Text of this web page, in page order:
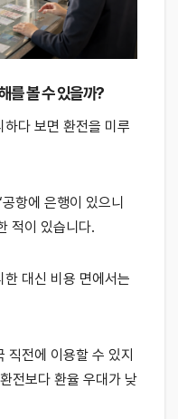
를 볼 수 있을까?
다 보면 환전을 미루
항에 은행이 있으니
적이 있습니다.
대신 비용 면에서는
직전에 이용할 수 있지
전보다 환율 우대가 낮